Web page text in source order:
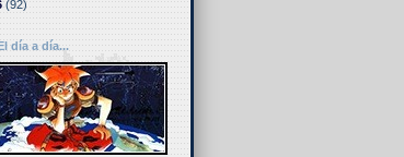
(92)
día a día...